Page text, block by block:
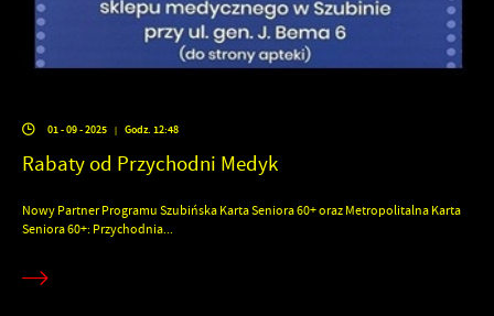
01 - 09 - 2025 Godz. 12:48
Rabaty od Przychodni Medyk
Nowy Partner Programu Szubińska Karta Seniora 60+ oraz Metropolitalna Karta
Seniora 60+: Przychodnia...